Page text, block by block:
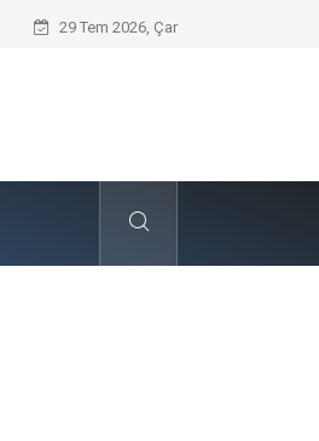
Karbon Siyahı ve Modern Endüstrideki
29 Tem 2026, Çar